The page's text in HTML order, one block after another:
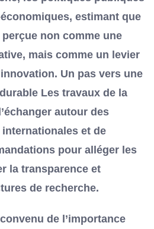
estimant que
perçue non comme une
mais comme un levier
Un pas vers une
Les travaux de la
autour des
et de
pour alléger les
la transparence et
de recherche.
de l’importance